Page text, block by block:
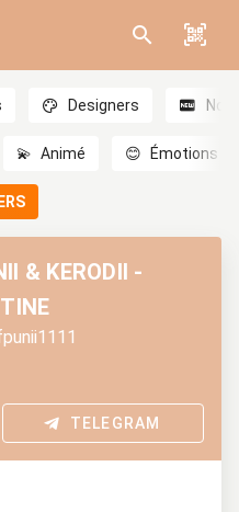
Designers
💫 Animé 😊 Émotions
& KERODII -
TELEGRAM